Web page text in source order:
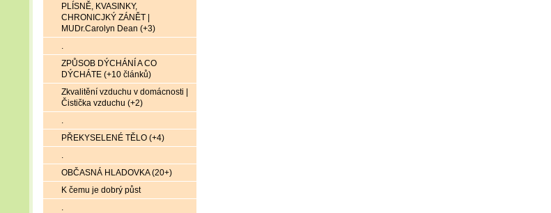
PLÍSNĚ, KVASINKY,
CHRONICJKÝ ZÁNĚT |
MUDr.Carolyn Dean (+3)
.
ZPŮSOB DÝCHÁNÍ A CO
DÝCHÁTE (+10 článků)
Zkvalitění vzduchu v domácnosti |
Čistička vzduchu (+2)
.
PŘEKYSELENÉ TĚLO (+4)
.
OBČASNÁ HLADOVKA (20+)
K čemu je dobrý půst
.